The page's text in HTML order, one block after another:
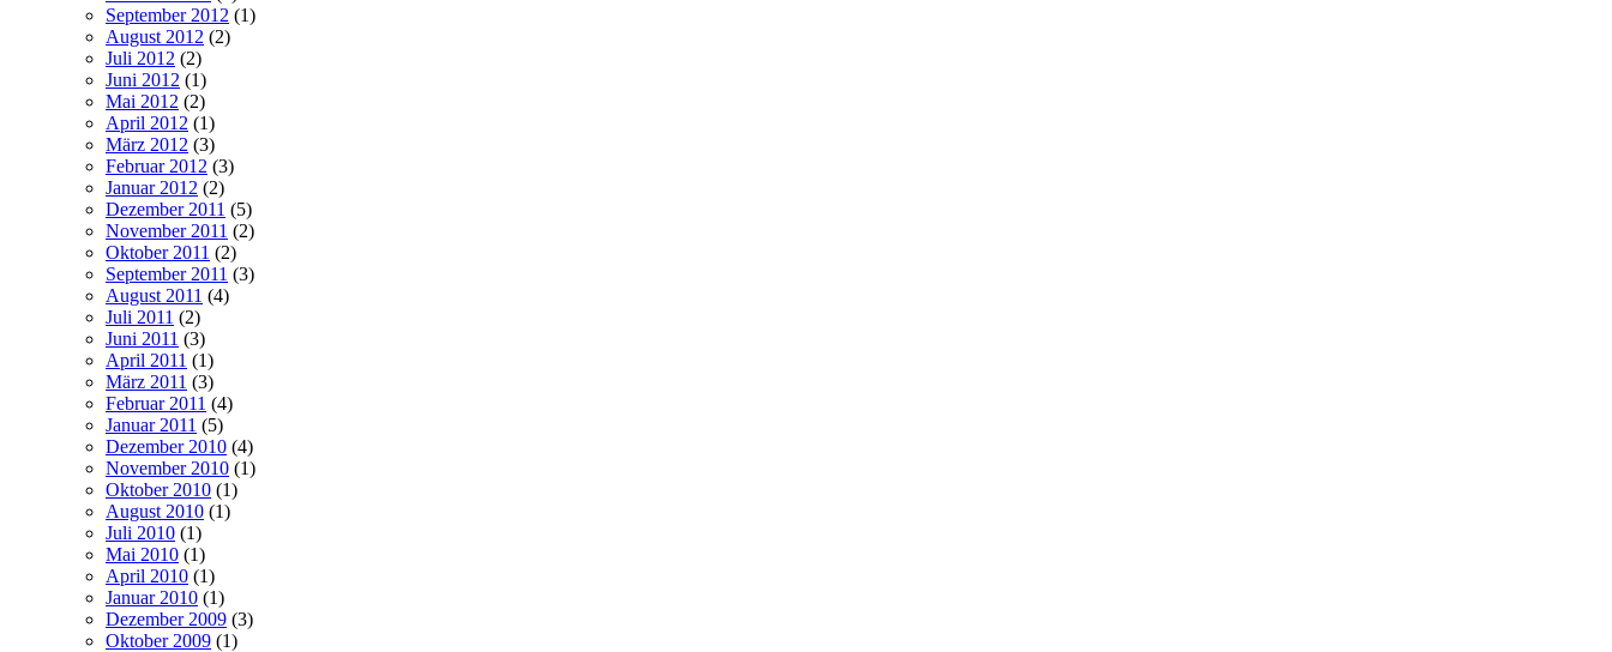
September 2012 (1)
August 2012 (2)
Juli 2012 (2)
Juni 2012 (1)
Mai 2012 (2)
April 2012 (1)
März 2012 (3)
Februar 2012 (3)
Januar 2012 (2)
Dezember 2011 (5)
November 2011 (2)
Oktober 2011 (2)
September 2011 (3)
August 2011 (4)
Juli 2011 (2)
Juni 2011 (3)
April 2011 (1)
März 2011 (3)
Februar 2011 (4)
Januar 2011 (5)
Dezember 2010 (4)
November 2010 (1)
Oktober 2010 (1)
August 2010 (1)
Juli 2010 (1)
Mai 2010 (1)
April 2010 (1)
Januar 2010 (1)
Dezember 2009 (3)
Oktober 2009 (1)